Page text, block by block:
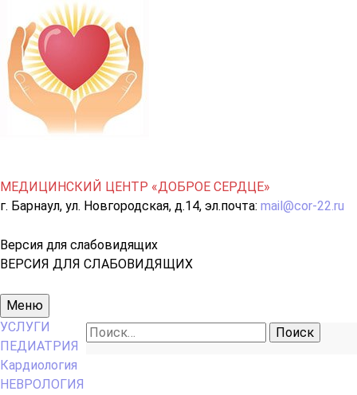
МЕДИЦИНСКИЙ ЦЕНТР «ДОБРОЕ СЕРДЦЕ»
г. Барнаул, ул. Новгородская, д.14, эл.почта: mail@cor-22.ru
Версия для слабовидящих
ВЕРСИЯ ДЛЯ СЛАБОВИДЯЩИХ
Основное
меню
Меню
Найти:
УСЛУГИ
ПЕДИАТРИЯ
Кардиология
НЕВРОЛОГИЯ